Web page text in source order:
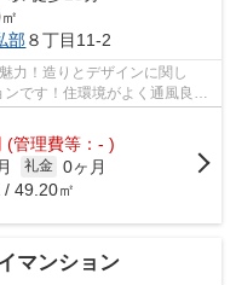
部８丁目11-2
力！造りとデザインに関し
です！住環境がよく通風良好
(管理費等：- )
礼金 0ヶ月
/ 49.20㎡
マンション